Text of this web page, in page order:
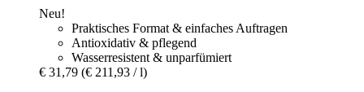
Neu!
Praktisches Format & einfaches Auftragen
Antioxidativ & pflegend
Wasserresistent & unparfümiert
€ 31,79 (€ 211,93 / l)